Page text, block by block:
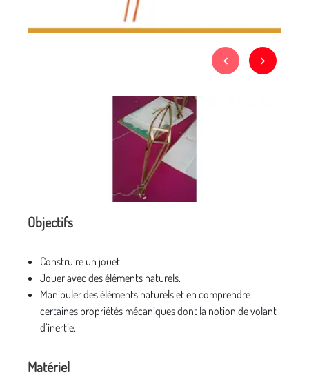
Objectifs
Construire un jouet.
Jouer avec des éléments naturels.
Manipuler des éléments naturels et en comprendre
certaines propriétés mécaniques dont la notion de volant
d’inertie.
Matériel